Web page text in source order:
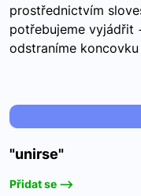
prostřednictvím
potřebujeme vyjádřit
odstraníme
"unirse"
Přidat se -->